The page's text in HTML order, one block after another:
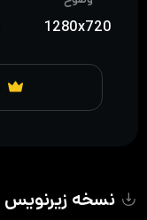
1280x720
نسخه زیرنویس